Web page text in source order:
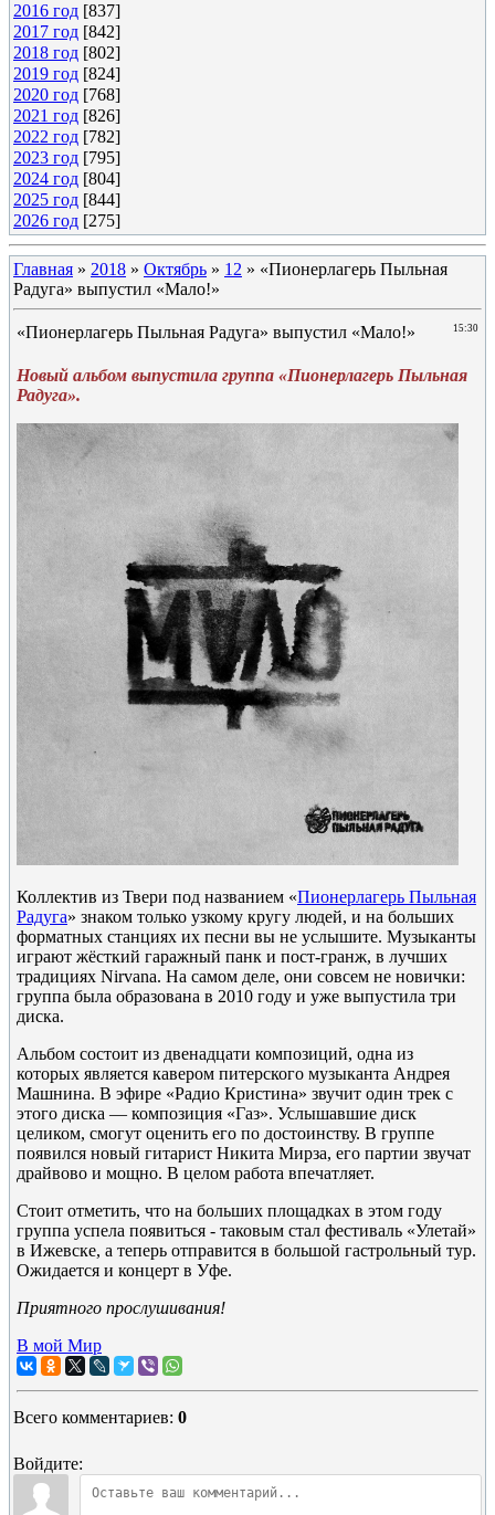
2016 год [837]
2017 год [842]
2018 год [802]
2019 год [824]
2020 год [768]
2021 год [826]
2022 год [782]
2023 год [795]
2024 год [804]
2025 год [844]
2026 год [275]
Главная » 2018 » Октябрь » 12 » «Пионерлагерь Пыльная
Радуга» выпустил «Мало!»
15:30
«Пионерлагерь Пыльная Радуга» выпустил «Мало!»
Новый альбом выпустила группа «Пионерлагерь Пыльная
Радуга».
Коллектив из Твери под названием «Пионерлагерь Пыльная
Радуга» знаком только узкому кругу людей, и на больших
форматных станциях их песни вы не услышите. Музыканты
играют жёсткий гаражный панк и пост-гранж, в лучших
традициях Nirvana. На самом деле, они совсем не новички:
группа была образована в 2010 году и уже выпустила три
диска.
Альбом состоит из двенадцати композиций, одна из
которых является кавером питерского музыканта Андрея
Машнина. В эфире «Радио Кристина» звучит один трек с
этого диска — композиция «Газ». Услышавшие диск
целиком, смогут оценить его по достоинству. В группе
появился новый гитарист Никита Мирза, его партии звучат
драйвово и мощно. В целом работа впечатляет.
Стоит отметить, что на больших площадках в этом году
группа успела появиться - таковым стал фестиваль «Улетай»
в Ижевске, а теперь отправится в большой гастрольный тур.
Ожидается и концерт в Уфе.
Приятного прослушивания!
В мой Мир
Всего комментариев: 0
Войдите: